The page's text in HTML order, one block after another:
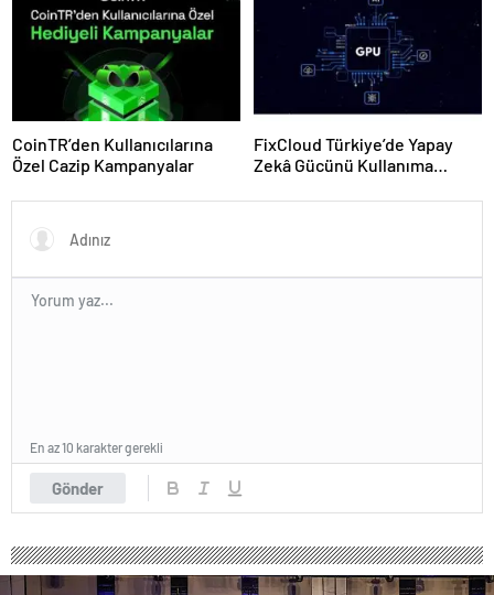
CoinTR’den Kullanıcılarına
Özel Cazip Kampanyalar
FixCloud Türkiye’de Yapay
Zekâ Gücünü Kullanıma
Gönder
En az 10 karakter gerekli